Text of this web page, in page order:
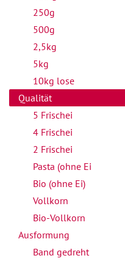
250g
500g
2,5kg
5kg
10kg lose
Qualität
5 Frischei
4 Frischei
2 Frischei
Pasta (ohne Ei
Bio (ohne Ei)
Vollkorn
Bio-Vollkorn
Ausformung
Band gedreht